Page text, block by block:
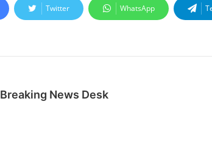
Twitter WhatsApp
Breaking News Desk